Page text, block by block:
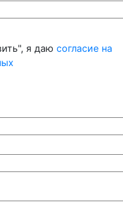
я даю согласие на